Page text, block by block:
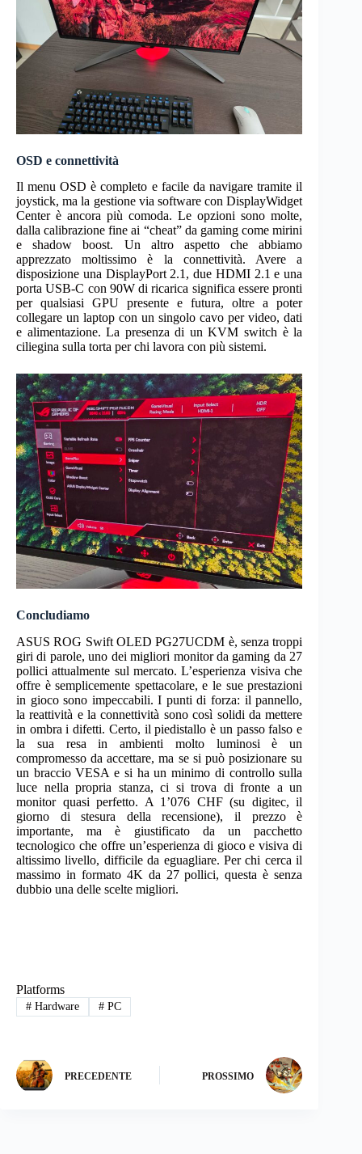
OSD e connettività
Il menu OSD è completo e facile da navigare tramite il
joystick, ma la gestione via software con DisplayWidget
Center è ancora più comoda. Le opzioni sono molte,
dalla calibrazione fine ai “cheat” da gaming come mirini
e shadow boost. Un altro aspetto che abbiamo
apprezzato moltissimo è la connettività. Avere a
disposizione una DisplayPort 2.1, due HDMI 2.1 e una
porta USB-C con 90W di ricarica significa essere pronti
per qualsiasi GPU presente e futura, oltre a poter
collegare un laptop con un singolo cavo per video, dati
e alimentazione. La presenza di un KVM switch è la
ciliegina sulla torta per chi lavora con più sistemi.
Concludiamo
ASUS ROG Swift OLED PG27UCDM è, senza troppi
giri di parole, uno dei migliori monitor da gaming da 27
pollici attualmente sul mercato. L’esperienza visiva che
offre è semplicemente spettacolare, e le sue prestazioni
in gioco sono impeccabili. I punti di forza: il pannello,
la reattività e la connettività sono così solidi da mettere
in ombra i difetti. Certo, il piedistallo è un passo falso e
la sua resa in ambienti molto luminosi è un
compromesso da accettare, ma se si può posizionare su
un braccio VESA e si ha un minimo di controllo sulla
luce nella propria stanza, ci si trova di fronte a un
monitor quasi perfetto. A 1’076 CHF (su digitec, il
giorno di stesura della recensione), il prezzo è
importante, ma è giustificato da un pacchetto
tecnologico che offre un’esperienza di gioco e visiva di
altissimo livello, difficile da eguagliare. Per chi cerca il
massimo in formato 4K da 27 pollici, questa è senza
dubbio una delle scelte migliori.
Platforms
#Hardware #PC
PRECEDENTE PROSSIMO